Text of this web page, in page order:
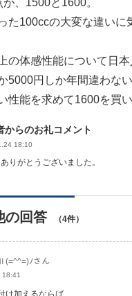
が、1500と1600。
た100ccの大変な違いに
の体感性能について日
5000円しか年間違わない
性能を求めて1600を買
からのお礼コメント
18:10
りがとうございました。
の回答 （4件）
ﾉさん
18:41
け加えるならば、